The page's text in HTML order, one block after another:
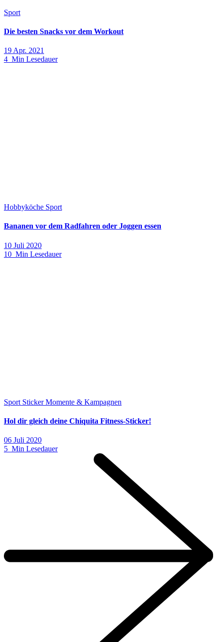
Sport
Die besten Snacks vor dem Workout
19 Apr. 2021
4 Min Lesedauer
Hobbyköche Sport
Bananen vor dem Radfahren oder Joggen essen
10 Juli 2020
10 Min Lesedauer
Sport Sticker Momente & Kampagnen
Hol dir gleich deine Chiquita Fitness-Sticker!
06 Juli 2020
5 Min Lesedauer